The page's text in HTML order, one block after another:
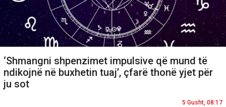
‘Shmangni shpenzimet impulsive që mund të
ndikojnë në buxhetin tuaj’, çfarë thonë yjet për
ju sot
5 Gusht, 08:17